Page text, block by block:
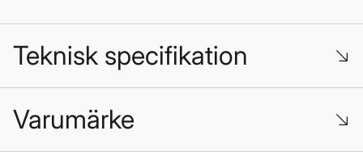
Teknisk specifikation
Färg: Gul
Varumärke